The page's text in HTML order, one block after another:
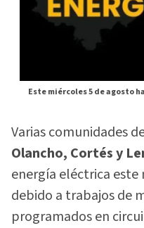
Este miércoles 5 de agosto
Varias comunidades
Olancho, Cortés y
energía eléctrica este
debido a trabajos de
programados en